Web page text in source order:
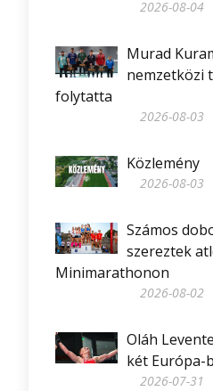
2026-08-04
Murad
nemzetközi
folytatta
2026-08-03
Közlemény
2026-08-03
Számos
szereztek
Minimarathonon
2026-08-02
Oláh
két Európa-
2026-07-31